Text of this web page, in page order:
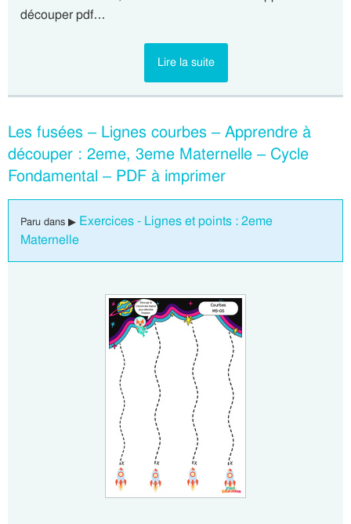
découper pdf…
Lire la suite
Les fusées – Lignes courbes – Apprendre à
découper : 2eme, 3eme Maternelle – Cycle
Fondamental – PDF à imprimer
Paru dans ▶ Exercices - Lignes et points : 2eme
Maternelle